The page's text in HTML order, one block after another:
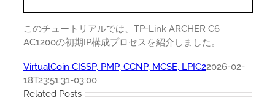
このチュートリアルでは、TP-Link ARCHER C6
AC1200の初期IP構成プロセスを紹介しました。
VirtualCoin CISSP, PMP, CCNP, MCSE, LPIC22026-02-
18T23:51:31-03:00
Related Posts